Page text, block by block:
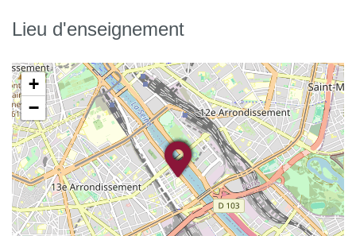
Lieu d'enseignement
+
−